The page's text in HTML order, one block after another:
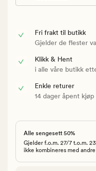
Fri frakt til butikk
Gjelder de flester
Klikk & Hent
i alle våre butikk
Enkle returer
14 dager åpent
Alle sengesett 50%
Gjelder f.o.m. 27/7 t.o.m.
ikke kombineres med